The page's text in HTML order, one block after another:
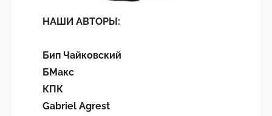
НАШИ АВТОРЫ:
Бип Чайковский
БМакс
КПК
Gabriel Agrest